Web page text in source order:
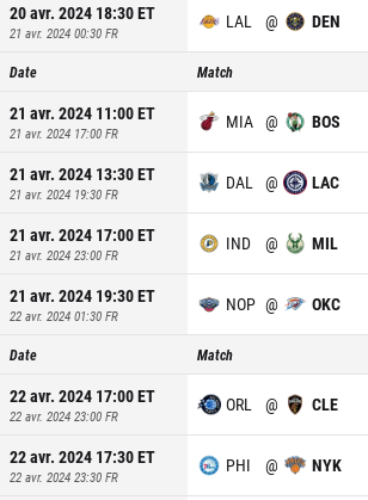
20 avr. 2024 18:30ET
21 avr. 2024 00:30 FR
LAL @ DEN
Date Match
21 avr. 2024 11:00ET
21 avr. 2024 17:00 FR
MIA @ BOS
21 avr. 2024 13:30ET
21 avr. 2024 19:30 FR
DAL @ LAC
21 avr. 2024 17:00ET
21 avr. 2024 23:00 FR
IND @ MIL
21 avr. 2024 19:30ET
22 avr. 2024 01:30 FR
NOP @ OKC
Date Match
22 avr. 2024 17:00ET
22 avr. 2024 23:00 FR
ORL @ CLE
22 avr. 2024 17:30ET
22 avr. 2024 23:30 FR
PHI @ NYK